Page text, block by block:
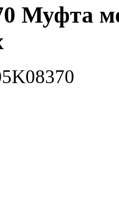
Муфта